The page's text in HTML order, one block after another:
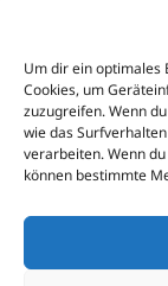
Um dir ein optimales
Cookies, um
zuzugreifen. Wenn
wie das
verarbeiten. Wenn
können bestimmte